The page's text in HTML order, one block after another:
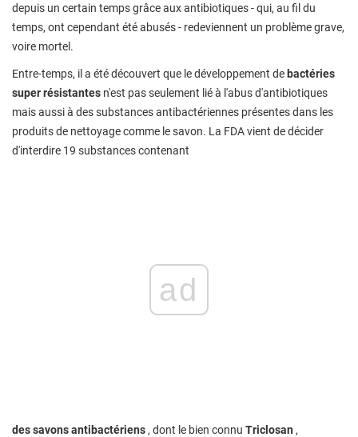
depuis un certain temps grâce aux antibiotiques - qui, au fil du
temps, ont cependant été abusés - redeviennent un problème grave,
voire mortel.
Entre-temps, il a été découvert que le développement de bactéries
super résistantes n'est pas seulement lié à l'abus d'antibiotiques
mais aussi à des substances antibactériennes présentes dans les
produits de nettoyage comme le savon. La FDA vient de décider
d'interdire 19 substances contenant
ad
des savons antibactériens , dont le bien connu Triclosan ,